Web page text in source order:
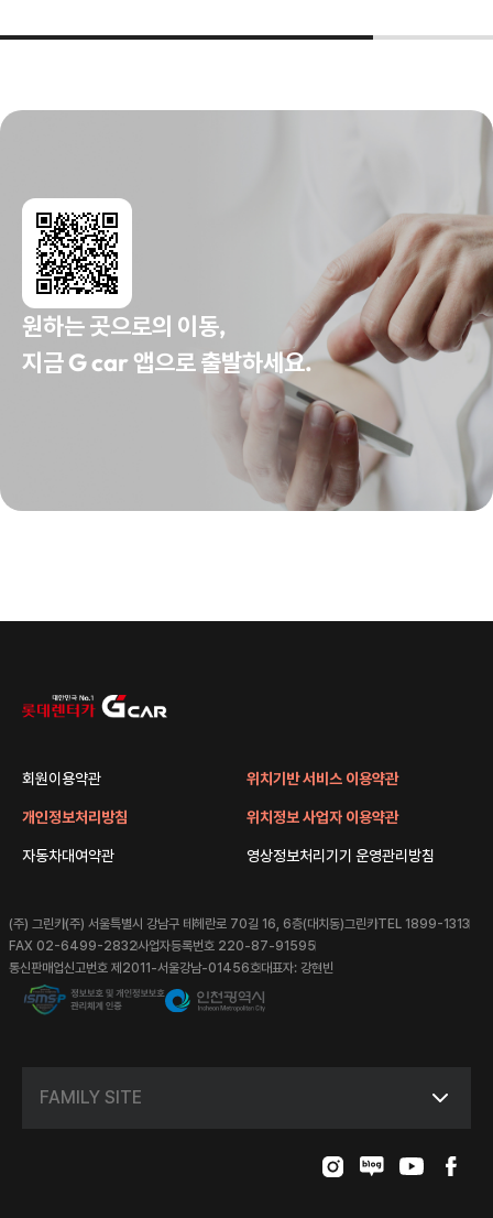
원하는 곳으로의 이동,
지금 G car 앱으로 출발하세요.
회원이용약관
개인정보처리방침
자동차대여약관
위치기반 서비스 이용약관
위치정보 사업자 이용약관
영상정보처리기기 운영관리방침
(주) 그린카 (주) 서울특별시 강남구 테헤란로 70길 16, 6층(대치동)그린카 TEL 1899-1313
FAX 02-6499-2832사업자등록번호 220-87-91595
통신판매업신고번호 제2011-서울강남-01456호대표자: 강현빈